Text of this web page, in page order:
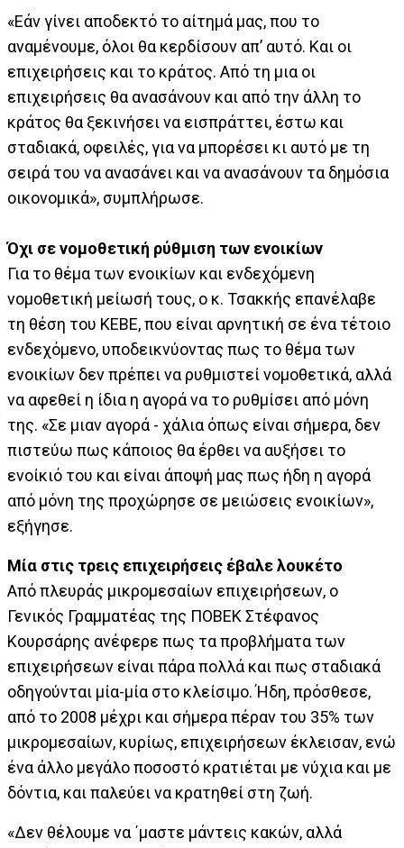
«Εάν γίνει αποδεκτό το αίτημά μας, που το
αναμένουμε, όλοι θα κερδίσουν απ’ αυτό. Και οι
επιχειρήσεις και το κράτος. Από τη μια οι
επιχειρήσεις θα ανασάνουν και από την άλλη το
κράτος θα ξεκινήσει να εισπράττει, έστω και
σταδιακά, οφειλές, για να μπορέσει κι αυτό με τη
σειρά του να ανασάνει και να ανασάνουν τα δημόσια
οικονομικά», συμπλήρωσε.
Όχι σε νομοθετική ρύθμιση των ενοικίων
Για το θέμα των ενοικίων και ενδεχόμενη
νομοθετική μείωσή τους, ο κ. Τσακκής επανέλαβε
τη θέση του ΚΕΒΕ, που είναι αρνητική σε ένα τέτοιο
ενδεχόμενο, υποδεικνύοντας πως το θέμα των
ενοικίων δεν πρέπει να ρυθμιστεί νομοθετικά, αλλά
να αφεθεί η ίδια η αγορά να το ρυθμίσει από μόνη
της. «Σε μιαν αγορά - χάλια όπως είναι σήμερα, δεν
πιστεύω πως κάποιος θα έρθει να αυξήσει το
ενοίκιό του και είναι άποψή μας πως ήδη η αγορά
από μόνη της προχώρησε σε μειώσεις ενοικίων»,
εξήγησε.
Μία στις τρεις επιχειρήσεις έβαλε λουκέτο
Από πλευράς μικρομεσαίων επιχειρήσεων, ο
Γενικός Γραμματέας της ΠΟΒΕΚ Στέφανος
Κουρσάρης ανέφερε πως τα προβλήματα των
επιχειρήσεων είναι πάρα πολλά και πως σταδιακά
οδηγούνται μία-μία στο κλείσιμο. Ήδη, πρόσθεσε,
από το 2008 μέχρι και σήμερα πέραν του 35% των
μικρομεσαίων, κυρίως, επιχειρήσεων έκλεισαν, ενώ
ένα άλλο μεγάλο ποσοστό κρατιέται με νύχια και με
δόντια, και παλεύει να κρατηθεί στη ζωή.
«Δεν θέλουμε να ΄μαστε μάντεις κακών, αλλά